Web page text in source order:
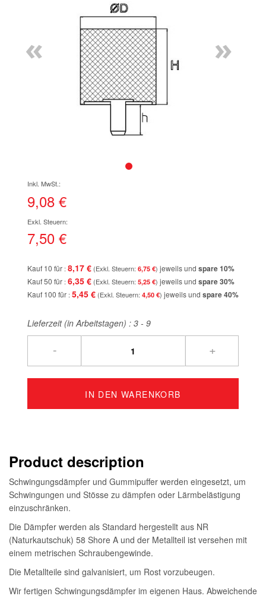
« »
der
Bildgalerie
9,08 €
7,50 €
Kauf 10 für 8,17 € 6,75 € jeweils und spare10%
Kauf 50 für 6,35 € 5,25 € jeweils und spare30%
Kauf 100 für 5,45 € 4,50 € jeweils und spare40%
Lieferzeit (in Arbeitstagen) : 3 - 9
- +
IN DEN WARENKORB
Product description
Schwingungsdämpfer und Gummipuffer werden eingesetzt, um
Schwingungen und Stösse zu dämpfen oder Lärmbelästigung
einzuschränken.
Die Dämpfer werden als Standard hergestellt aus NR
(Naturkautschuk) 58 Shore A und der Metallteil ist versehen mit
einem metrischen Schraubengewinde.
Die Metallteile sind galvanisiert, um Rost vorzubeugen.
Wir fertigen Schwingungsdämpfer im eigenen Haus. Abweichende